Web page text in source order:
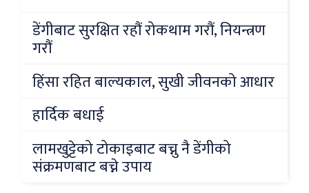
डेंगीबाट सुरक्षित रहौं रोकथाम गरौं, नियन्त्रण
गरौं
हिंसा रहित बाल्यकाल, सुखी जीवनको आधार
हार्दिक बधाई
लामखुट्टेको टोकाइबाट बच्नु नै डेंगीको
संक्रमणबाट बच्ने उपाय